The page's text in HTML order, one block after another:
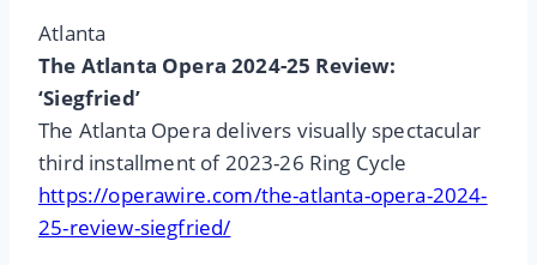
Atlanta
The Atlanta Opera 2024-25 Review:
‘Siegfried’
The Atlanta Opera delivers visually spectacular
third installment of 2023-26 Ring Cycle
https://operawire.com/the-atlanta-opera-2024-
25-review-siegfried/